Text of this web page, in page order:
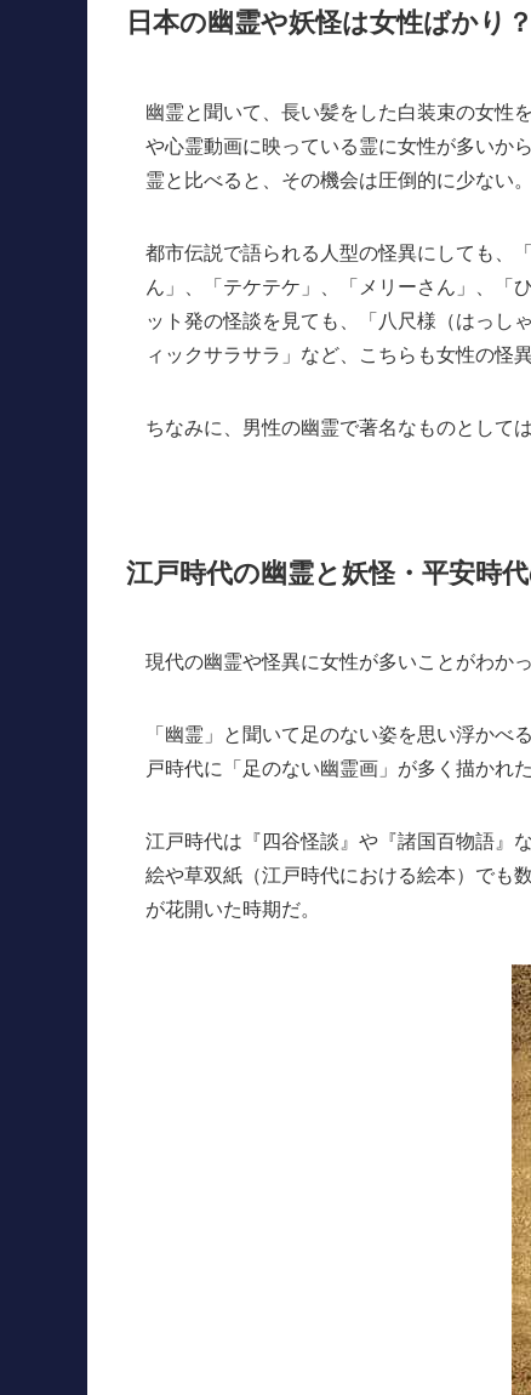
日本の幽霊や妖怪は女性ばかり？
幽霊と聞いて、長い髪をした白装束の女性
や心霊動画に映っている霊に女性が多いか
霊と比べると、その機会は圧倒的に少ない。
都市伝説で語られる人型の怪異にしても、
ん」、「テケテケ」、「メリーさん」、「
ット発の怪談を見ても、「八尺様（はっし
ィックサラサラ」など、こちらも女性の怪異
ちなみに、男性の幽霊で著名なものとして
江戸時代の幽霊と妖怪・平安時
現代の幽霊や怪異に女性が多いことがわか
「幽霊」と聞いて足のない姿を思い浮か
戸時代に「足のない幽霊画」が多く描かれ
江戸時代は『四谷怪談』や『諸国百物語』
絵や草双紙（江戸時代における絵本）でも
が花開いた時期だ。